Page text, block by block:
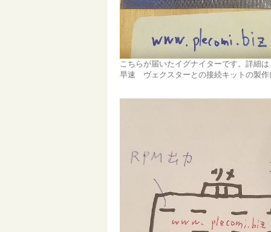
こちらが届いたイグナイターです。詳細
早速 ヴェクスターとの接続キットの製作